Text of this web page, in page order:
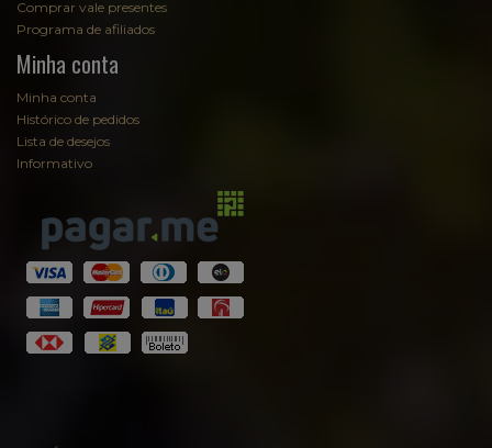
Comprar vale presentes
Programa de afiliados
Minha conta
Minha conta
Histórico de pedidos
Lista de desejos
Informativo